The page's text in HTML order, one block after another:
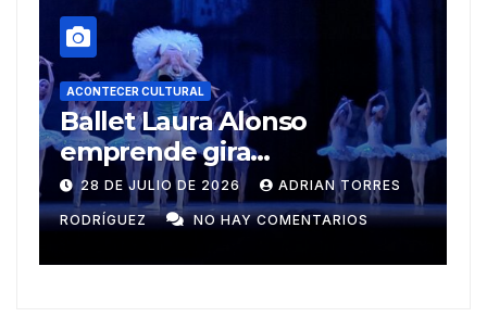
ADRIAN TORRES
COMENTARIOS
ACONTECER CULTURAL
Muñecos y
9 DE JULIO DE 2026
GUZMÁN NO HAY